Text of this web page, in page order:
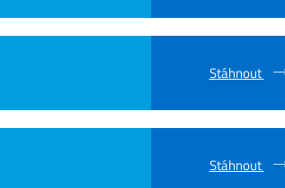
Stáhnout
Stáhnout